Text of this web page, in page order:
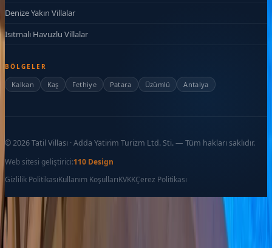
Denize Yakın Villalar
Isıtmalı Havuzlu Villalar
BÖLGELER
Kalkan Kaş Fethiye Patara Üzümlü Antalya
©2026Tatil Villası · Adda Yatirim Turizm Ltd. Sti. — Tüm hakları saklıdır.
Web sitesi geliştirici:110 Design
Gizlilik PolitikasıKullanım KoşullarıKVKKÇerez Politikası
Ara